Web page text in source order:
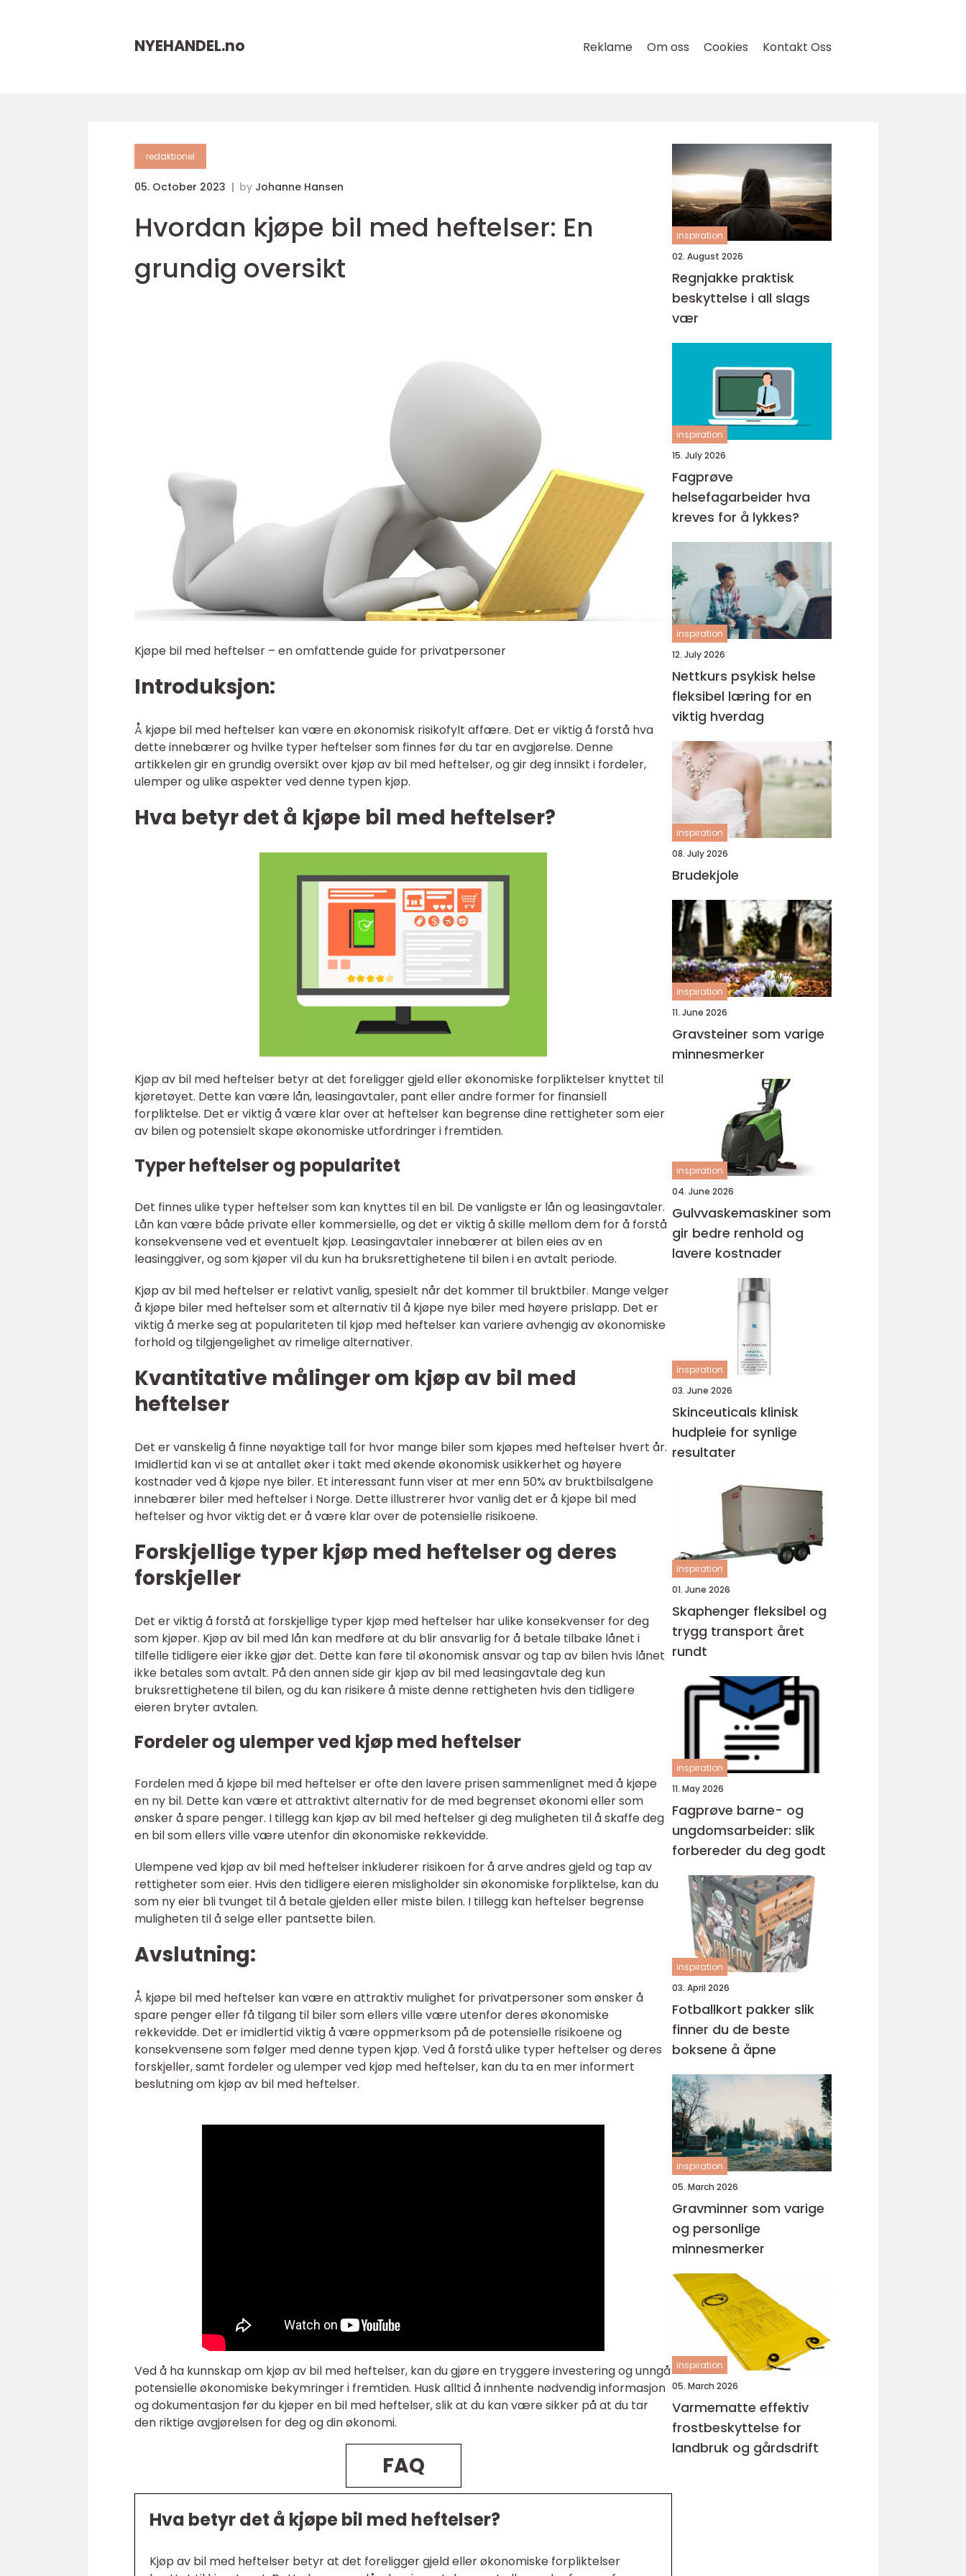
NYEHANDEL.no Reklame Om oss Cookies Kontakt Oss
redaktionel
05. October 2023 by Johanne Hansen
Hvordan kjøpe bil med heftelser: En
grundig oversikt
Kjøpe bil med heftelser – en omfattende guide for privatpersoner
Introduksjon:
Å kjøpe bil med heftelser kan være en økonomisk risikofylt affære. Det er viktig å forstå hva
dette innebærer og hvilke typer heftelser som finnes før du tar en avgjørelse. Denne
artikkelen gir en grundig oversikt over kjøp av bil med heftelser, og gir deg innsikt i fordeler,
ulemper og ulike aspekter ved denne typen kjøp.
Hva betyr det å kjøpe bil med heftelser?
Kjøp av bil med heftelser betyr at det foreligger gjeld eller økonomiske forpliktelser knyttet til
kjøretøyet. Dette kan være lån, leasingavtaler, pant eller andre former for finansiell
forpliktelse. Det er viktig å være klar over at heftelser kan begrense dine rettigheter som eier
av bilen og potensielt skape økonomiske utfordringer i fremtiden.
Typer heftelser og popularitet
Det finnes ulike typer heftelser som kan knyttes til en bil. De vanligste er lån og leasingavtaler.
Lån kan være både private eller kommersielle, og det er viktig å skille mellom dem for å forstå
konsekvensene ved et eventuelt kjøp. Leasingavtaler innebærer at bilen eies av en
leasinggiver, og som kjøper vil du kun ha bruksrettighetene til bilen i en avtalt periode.
Kjøp av bil med heftelser er relativt vanlig, spesielt når det kommer til bruktbiler. Mange velger
å kjøpe biler med heftelser som et alternativ til å kjøpe nye biler med høyere prislapp. Det er
viktig å merke seg at populariteten til kjøp med heftelser kan variere avhengig av økonomiske
forhold og tilgjengelighet av rimelige alternativer.
Kvantitative målinger om kjøp av bil med
heftelser
Det er vanskelig å finne nøyaktige tall for hvor mange biler som kjøpes med heftelser hvert år.
Imidlertid kan vi se at antallet øker i takt med økende økonomisk usikkerhet og høyere
kostnader ved å kjøpe nye biler. Et interessant funn viser at mer enn 50% av bruktbilsalgene
innebærer biler med heftelser i Norge. Dette illustrerer hvor vanlig det er å kjøpe bil med
heftelser og hvor viktig det er å være klar over de potensielle risikoene.
Forskjellige typer kjøp med heftelser og deres
forskjeller
Det er viktig å forstå at forskjellige typer kjøp med heftelser har ulike konsekvenser for deg
som kjøper. Kjøp av bil med lån kan medføre at du blir ansvarlig for å betale tilbake lånet i
tilfelle tidligere eier ikke gjør det. Dette kan føre til økonomisk ansvar og tap av bilen hvis lånet
ikke betales som avtalt. På den annen side gir kjøp av bil med leasingavtale deg kun
bruksrettighetene til bilen, og du kan risikere å miste denne rettigheten hvis den tidligere
eieren bryter avtalen.
Fordeler og ulemper ved kjøp med heftelser
Fordelen med å kjøpe bil med heftelser er ofte den lavere prisen sammenlignet med å kjøpe
en ny bil. Dette kan være et attraktivt alternativ for de med begrenset økonomi eller som
ønsker å spare penger. I tillegg kan kjøp av bil med heftelser gi deg muligheten til å skaffe deg
en bil som ellers ville være utenfor din økonomiske rekkevidde.
Ulempene ved kjøp av bil med heftelser inkluderer risikoen for å arve andres gjeld og tap av
rettigheter som eier. Hvis den tidligere eieren misligholder sin økonomiske forpliktelse, kan du
som ny eier bli tvunget til å betale gjelden eller miste bilen. I tillegg kan heftelser begrense
muligheten til å selge eller pantsette bilen.
Avslutning:
Å kjøpe bil med heftelser kan være en attraktiv mulighet for privatpersoner som ønsker å
spare penger eller få tilgang til biler som ellers ville være utenfor deres økonomiske
rekkevidde. Det er imidlertid viktig å være oppmerksom på de potensielle risikoene og
konsekvensene som følger med denne typen kjøp. Ved å forstå ulike typer heftelser og deres
forskjeller, samt fordeler og ulemper ved kjøp med heftelser, kan du ta en mer informert
beslutning om kjøp av bil med heftelser.
Ved å ha kunnskap om kjøp av bil med heftelser, kan du gjøre en tryggere investering og unngå
potensielle økonomiske bekymringer i fremtiden. Husk alltid å innhente nødvendig informasjon
og dokumentasjon før du kjøper en bil med heftelser, slik at du kan være sikker på at du tar
den riktige avgjørelsen for deg og din økonomi.
FAQ
Hva betyr det å kjøpe bil med heftelser?
Kjøp av bil med heftelser betyr at det foreligger gjeld eller økonomiske forpliktelser
inspiration
02. August 2026
Regnjakke praktisk
beskyttelse i all slags
vær
inspiration
15. July 2026
Fagprøve
helsefagarbeider hva
kreves for å lykkes?
inspiration
12. July 2026
Nettkurs psykisk helse
fleksibel læring for en
viktig hverdag
inspiration
08. July 2026
Brudekjole
inspiration
11. June 2026
Gravsteiner som varige
minnesmerker
inspiration
04. June 2026
Gulvvaskemaskiner som
gir bedre renhold og
lavere kostnader
inspiration
03. June 2026
Skinceuticals klinisk
hudpleie for synlige
resultater
inspiration
01. June 2026
Skaphenger fleksibel og
trygg transport året
rundt
inspiration
11. May 2026
Fagprøve barne- og
ungdomsarbeider: slik
forbereder du deg godt
inspiration
03. April 2026
Fotballkort pakker slik
finner du de beste
boksene å åpne
inspiration
05. March 2026
Gravminner som varige
og personlige
minnesmerker
inspiration
05. March 2026
Varmematte effektiv
frostbeskyttelse for
landbruk og gårdsdrift